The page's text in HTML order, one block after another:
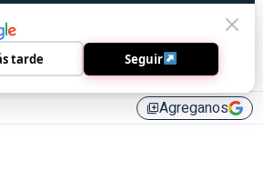
library_addAgreganos
tarde Seguir